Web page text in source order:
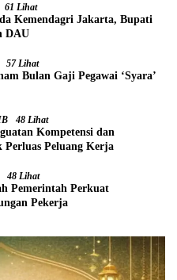
61 Lihat
Kemendagri Jakarta, Bupati
DAU
57 Lihat
Bulan Gaji Pegawai ‘Syara’
48 Lihat
Kompetensi dan
Perluas Peluang Kerja
48 Lihat
Pemerintah Perkuat
Pekerja